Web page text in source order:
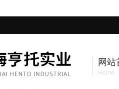
网站
Home